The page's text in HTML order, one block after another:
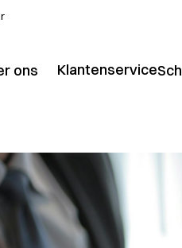
ons
bij
Klantenservice